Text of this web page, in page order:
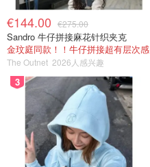
€144.00 €275.00
Sandro 牛仔拼接麻花针织夹克
金玟庭同款！！牛仔拼接超有层次感
The Outnet 2026人感兴趣
3